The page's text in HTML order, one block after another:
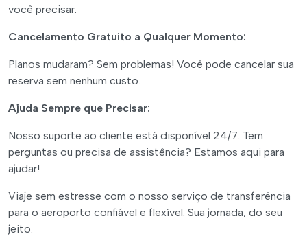
você precisar.
Cancelamento Gratuito a Qualquer Momento:
Planos mudaram? Sem problemas! Você pode cancelar sua
reserva sem nenhum custo.
Ajuda Sempre que Precisar:
Nosso suporte ao cliente está disponível 24/7. Tem
perguntas ou precisa de assistência? Estamos aqui para
ajudar!
Viaje sem estresse com o nosso serviço de transferência
para o aeroporto confiável e flexível. Sua jornada, do seu
jeito.